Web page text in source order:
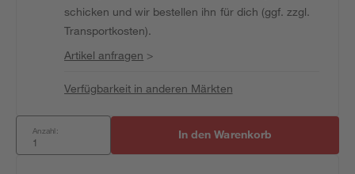
schicken und wir bestellen ihn für dich (ggf. zzgl.
Transportkosten).
Artikel anfragen >
Verfügbarkeit in anderen Märkten
Anzahl: In den Warenkorb